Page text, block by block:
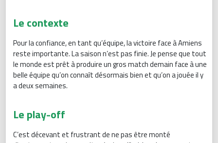
Le contexte
Pour la confiance, en tant qu’équipe, la victoire face à Amiens
reste importante. La saison n’est pas finie. Je pense que tout
le monde est prêt à produire un gros match demain face à une
belle équipe qu’on connaît désormais bien et qu’on a jouée il y
a deux semaines.
Le play-off
C’est décevant et frustrant de ne pas être monté